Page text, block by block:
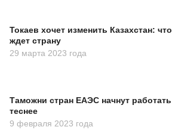
Токаев хочет изменить Казахстан: что
ждет страну
29 марта 2023 года
Таможни стран ЕАЭС начнут работать
теснее
9 февраля 2023 года